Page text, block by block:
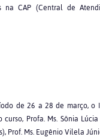
na CAP (Central de
de 26 a 28 de março,
Profa. Ms. Sônia
Prof. Ms. Eugênio Vilela